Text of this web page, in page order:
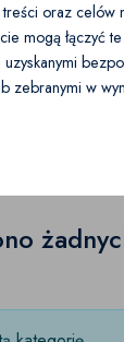
Korekcja
oraz celów
mogą łączyć
uzyskanymi
zebranymi w